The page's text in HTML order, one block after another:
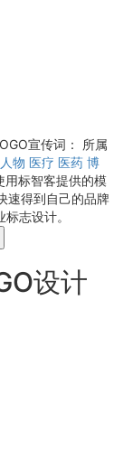
宣传词：
所属
人物 医疗 医药 博
用标智客提供的模
速得到自己的品牌
志设计。
设计